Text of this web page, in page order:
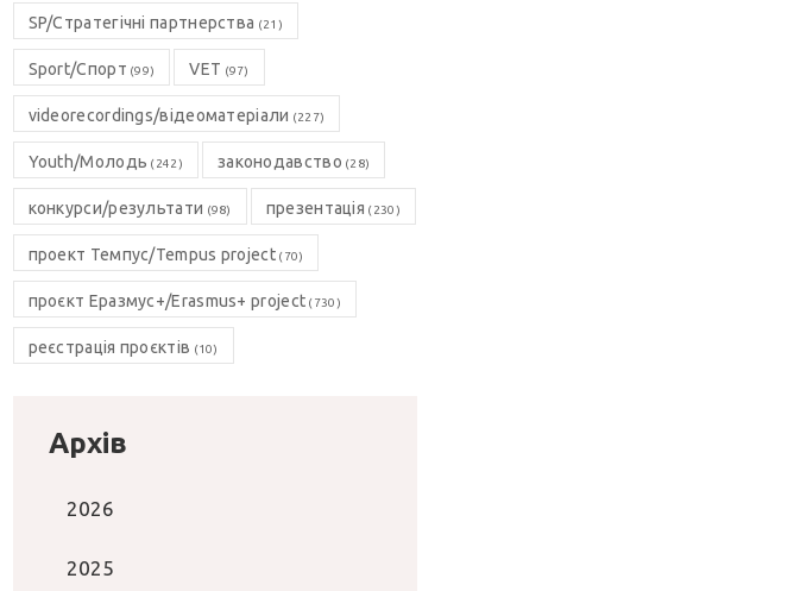
SP/Стратегічні партнерства (21)
Sport/Спорт (99) VET (97)
videorecordings/відеоматеріали (227)
Youth/Молодь (242) законодавство (28)
конкурси/результати (98) презентація (230)
проект Темпус/Tempus project(70)
проєкт Еразмус+/Erasmus+ project (730)
реєстрація проєктів (10)
Архів
2026
2025